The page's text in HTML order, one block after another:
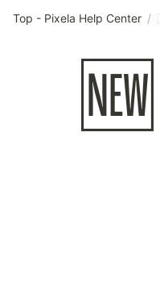
Top - Pixela Help Center /
🆕